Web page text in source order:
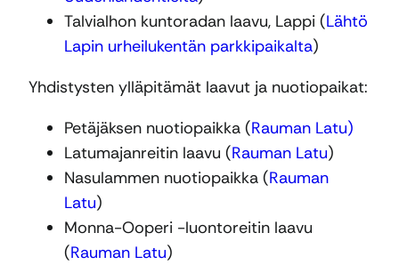
Talvialhon kuntoradan laavu, Lappi (Lähtö
Lapin urheilukentän parkkipaikalta)
Yhdistysten ylläpitämät laavut ja nuotiopaikat:
Petäjäksen nuotiopaikka (Rauman Latu)
Latumajanreitin laavu (Rauman Latu)
Nasulammen nuotiopaikka (Rauman
Latu)
Monna-Ooperi -luontoreitin laavu
(Rauman Latu)